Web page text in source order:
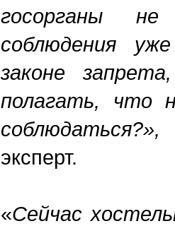
госорганы
соблюдения
законе
полагать, что
эксперт.
«Сейчас